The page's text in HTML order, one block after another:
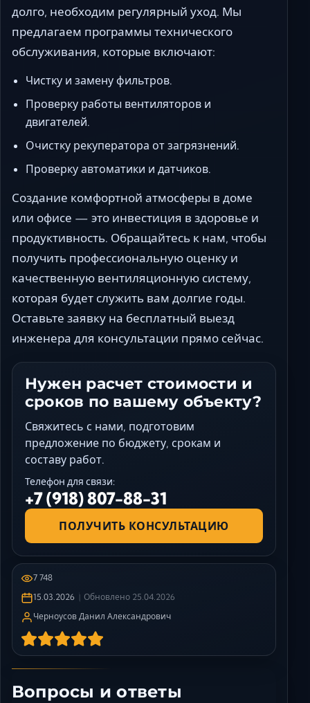
долго, необходим регулярный уход. Мы
предлагаем программы технического
обслуживания, которые включают:
Чистку и замену фильтров.
Проверку работы вентиляторов и
двигателей.
Очистку рекуператора от загрязнений.
Проверку автоматики и датчиков.
Создание комфортной атмосферы в доме
или офисе — это инвестиция в здоровье и
продуктивность. Обращайтесь к нам, чтобы
получить профессиональную оценку и
качественную вентиляционную систему,
которая будет служить вам долгие годы.
Оставьте заявку на бесплатный выезд
инженера для консультации прямо сейчас.
Нужен расчет стоимости и
сроков по вашему объекту?
Свяжитесь с нами, подготовим
предложение по бюджету, срокам и
составу работ.
Телефон для связи:
+7 (918) 807-88-31
ПОЛУЧИТЬ КОНСУЛЬТАЦИЮ
7 748
15.03.2026
Обновлено 25.04.2026
Черноусов Данил Александрович
Вопросы и ответы